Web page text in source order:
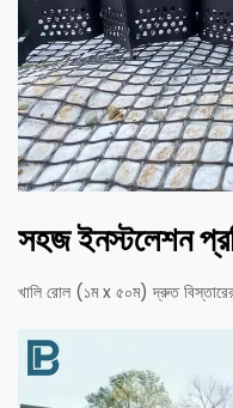
সহজ ইনস্টলেশন
খালি রোল (১ম x ৫০ম) দ্রুত